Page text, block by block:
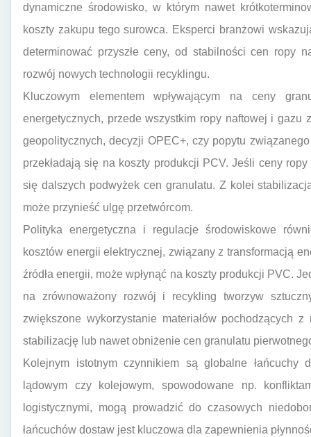
dynamiczne środowisko, w którym nawet
koszty zakupu tego surowca. Eksperci branżowi
determinować przyszłe ceny, od stabilności cen ropy
rozwój nowych technologii recyklingu.
Kluczowym elementem wpływającym na ceny
energetycznych, przede wszystkim ropy naftowej i gazu
geopolitycznych, decyzji OPEC+, czy popytu
przekładają się na koszty produkcji PCV. Jeśli ceny
się dalszych podwyżek cen granulatu. Z kolei
może przynieść ulgę przetwórcom.
Polityka energetyczna i regulacje środowiskowe
kosztów energii elektrycznej, związany z transformacją
źródła energii, może wpłynąć na koszty produkcji PVC.
na zrównoważony rozwój i recykling tworzyw
zwiększone wykorzystanie materiałów pochodzących
stabilizację lub nawet obniżenie cen granulatu
Kolejnym istotnym czynnikiem są globalne łańcuchy
lądowym czy kolejowym, spowodowane np.
logistycznymi, mogą prowadzić do czasowych
łańcuchów dostaw jest kluczowa dla zapewnienia